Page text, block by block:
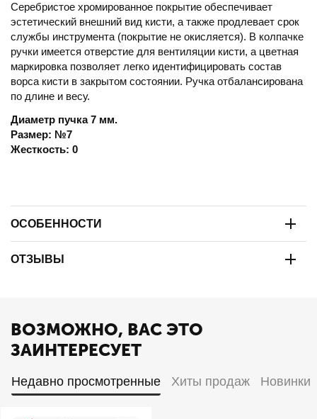
Серебристое хромированное покрытие обеспечивает
эстетический внешний вид кисти, а также продлевает срок
службы инструмента (покрытие не окисляется). В колпачке
ручки имеется отверстие для вентиляции кисти, а цветная
маркировка позволяет легко идентифицировать состав
ворса кисти в закрытом состоянии. Ручка отбалансирована
по длине и весу.
Диаметр пучка 7 мм.
Размер: №7
Жесткость: 0
ОСОБЕННОСТИ
ОТЗЫВЫ
ВОЗМОЖНО, ВАС ЭТО
ЗАИНТЕРЕСУЕТ
Недавно просмотренные Хиты продаж Новинки